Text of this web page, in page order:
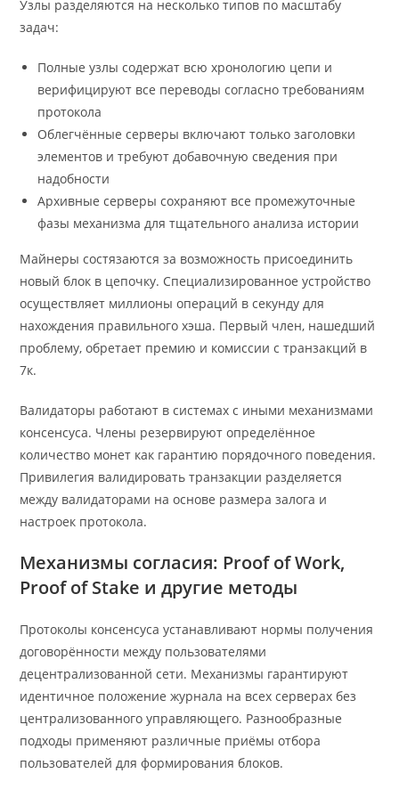
Узлы разделяются на несколько типов по масштабу
задач:
Полные узлы содержат всю хронологию цепи и
верифицируют все переводы согласно требованиям
протокола
Облегчённые серверы включают только заголовки
элементов и требуют добавочную сведения при
надобности
Архивные серверы сохраняют все промежуточные
фазы механизма для тщательного анализа истории
Майнеры состязаются за возможность присоединить
новый блок в цепочку. Специализированное устройство
осуществляет миллионы операций в секунду для
нахождения правильного хэша. Первый член, нашедший
проблему, обретает премию и комиссии с транзакций в
7к.
Валидаторы работают в системах с иными механизмами
консенсуса. Члены резервируют определённое
количество монет как гарантию порядочного поведения.
Привилегия валидировать транзакции разделяется
между валидаторами на основе размера залога и
настроек протокола.
Механизмы согласия: Proof of Work,
Proof of Stake и другие методы
Протоколы консенсуса устанавливают нормы получения
договорённости между пользователями
децентрализованной сети. Механизмы гарантируют
идентичное положение журнала на всех серверах без
централизованного управляющего. Разнообразные
подходы применяют различные приёмы отбора
пользователей для формирования блоков.